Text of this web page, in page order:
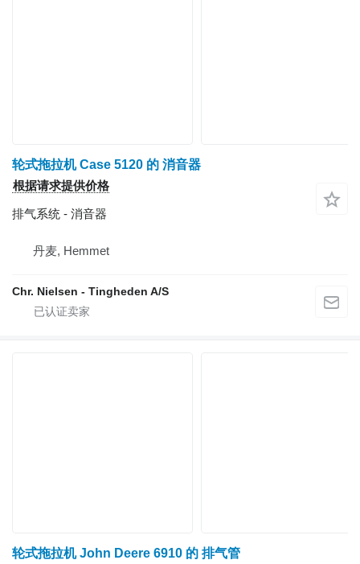
轮式拖拉机 Case 5120 的 消音器
根据请求提供价格
排气系统 - 消音器
丹麦, Hemmet
Chr. Nielsen - Tingheden A/S
轮式拖拉机 John Deere 6910 的 排气管